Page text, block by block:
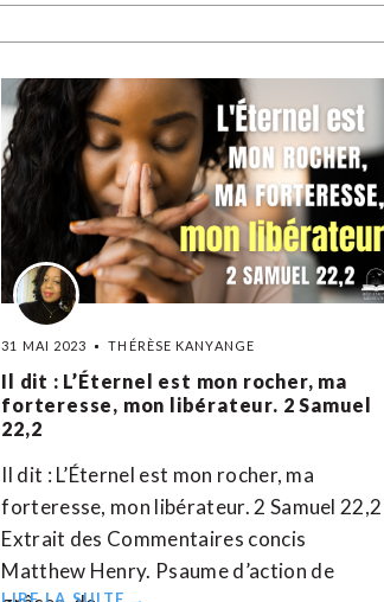
31 MAI 2023 THÉRÈSE KANYANGE
Il dit : L’Éternel est mon rocher, ma
forteresse, mon libérateur. 2 Samuel
22,2
Il dit : L’Éternel est mon rocher, ma
forteresse, mon libérateur. 2 Samuel 22,2
Extrait des Commentaires concis
Matthew Henry. Psaume d’action de